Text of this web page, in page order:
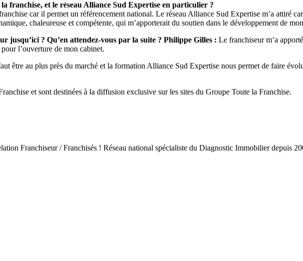
franchise, et le réseau Alliance Sud Expertise en particulier ?
car il permet un référencement national. Le réseau Alliance Sud Expertise m’a attiré
chaleureuse et compétente, qui m’apporterait du soutien dans le développement de
jusqu’ici ? Qu’en attendez-vous par la suite ? Philippe Gilles : Le franchiseur m’a
l’ouverture de mon cabinet.
être au plus près du marché et la formation Alliance Sud Expertise nous permet de faire
et sont destinées à la diffusion exclusive sur les sites du Groupe Toute la Franchise.
Franchiseur / Franchisés ! Réseau national spécialiste du Diagnostic Immobilier depuis